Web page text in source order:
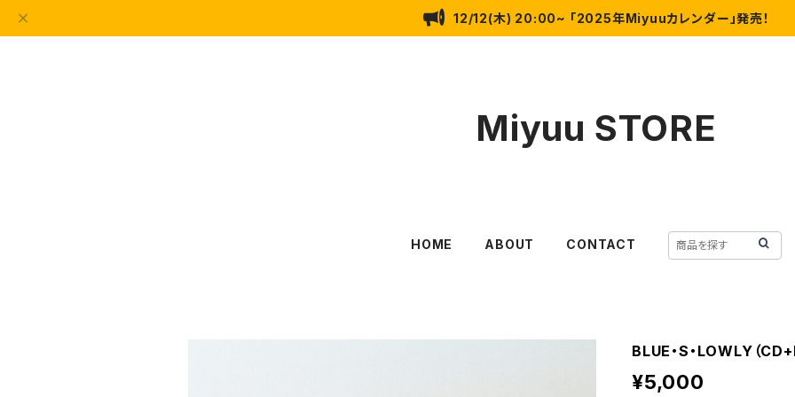
12/12(木) 20:00~ 「2025年Miyuuカレンダー」発売！
Miyuu STORE
HOME ABOUT CONTACT
BLUE・S・LOWLY（
¥5,000